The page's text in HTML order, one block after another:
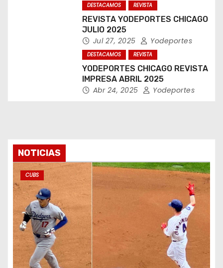
DESTACAMOS REVISTA
REVISTA YODEPORTES CHICAGO
JULIO 2025
Jul 27, 2025 Yodeportes
DESTACAMOS REVISTA
YODEPORTES CHICAGO REVISTA
IMPRESA ABRIL 2025
Abr 24, 2025 Yodeportes
NOTICIAS
CUBS